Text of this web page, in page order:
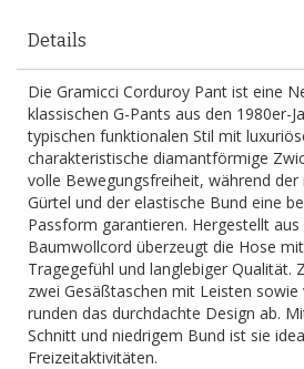
Details
Die Gramicci Corduroy Pant ist eine
klassischen G-Pants aus den 1980er-
typischen funktionalen Stil mit
charakteristische diamantförmige
volle Bewegungsfreiheit, während
Gürtel und der elastische Bund eine
Passform garantieren. Hergestellt
Baumwollcord überzeugt die Hose
Tragegefühl und langlebiger Qualität.
zwei Gesäßtaschen mit Leisten
runden das durchdachte Design ab.
Schnitt und niedrigem Bund ist sie
Freizeitaktivitäten.